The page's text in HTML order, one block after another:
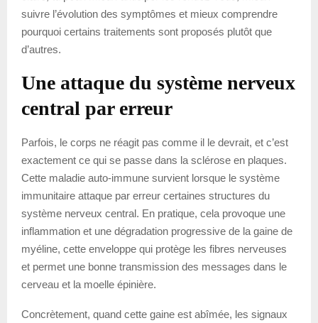
suivre l’évolution des symptômes et mieux comprendre
pourquoi certains traitements sont proposés plutôt que
d’autres.
Une attaque du système nerveux
central par erreur
Parfois, le corps ne réagit pas comme il le devrait, et c’est
exactement ce qui se passe dans la sclérose en plaques.
Cette maladie auto-immune survient lorsque le système
immunitaire attaque par erreur certaines structures du
système nerveux central. En pratique, cela provoque une
inflammation et une dégradation progressive de la gaine de
myéline, cette enveloppe qui protège les fibres nerveuses
et permet une bonne transmission des messages dans le
cerveau et la moelle épinière.
Concrètement, quand cette gaine est abîmée, les signaux